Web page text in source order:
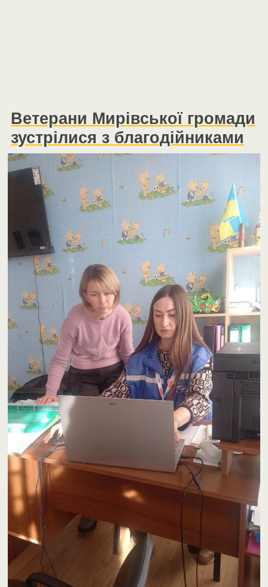
Ветерани Мирівської громади
зустрілися з благодійниками